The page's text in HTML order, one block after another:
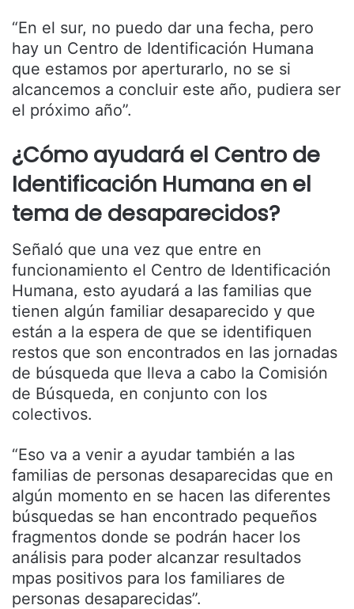
“En el sur, no puedo dar una fecha, pero
hay un Centro de Identificación Humana
que estamos por aperturarlo, no se si
alcancemos a concluir este año, pudiera ser
el próximo año”.
¿Cómo ayudará el Centro de
Identificación Humana en el
tema de desaparecidos?
Señaló que una vez que entre en
funcionamiento el Centro de Identificación
Humana, esto ayudará a las familias que
tienen algún familiar desaparecido y que
están a la espera de que se identifiquen
restos que son encontrados en las jornadas
de búsqueda que lleva a cabo la Comisión
de Búsqueda, en conjunto con los
colectivos.
“Eso va a venir a ayudar también a las
familias de personas desaparecidas que en
algún momento en se hacen las diferentes
búsquedas se han encontrado pequeños
fragmentos donde se podrán hacer los
análisis para poder alcanzar resultados
mpas positivos para los familiares de
personas desaparecidas”.